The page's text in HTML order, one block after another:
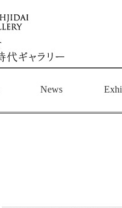
News